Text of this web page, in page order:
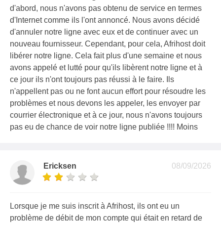
d'abord, nous n'avons pas obtenu de service en termes
d'Internet comme ils l'ont annoncé. Nous avons décidé
d'annuler notre ligne avec eux et de continuer avec un
nouveau fournisseur. Cependant, pour cela, Afrihost doit
libérer notre ligne. Cela fait plus d'une semaine et nous
avons appelé et lutté pour qu'ils libèrent notre ligne et à
ce jour ils n'ont toujours pas réussi à le faire. Ils
n'appellent pas ou ne font aucun effort pour résoudre les
problèmes et nous devons les appeler, les envoyer par
courrier électronique et à ce jour, nous n'avons toujours
pas eu de chance de voir notre ligne publiée !!!! Moins
08/09/2026
Ericksen
Lorsque je me suis inscrit à Afrihost, ils ont eu un
problème de débit de mon compte qui était en retard de